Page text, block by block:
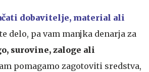
dobavitelje, material ali
delo, pa vam manjka denarja za
surovine, zaloge ali
pomagamo zagotoviti sredstva,